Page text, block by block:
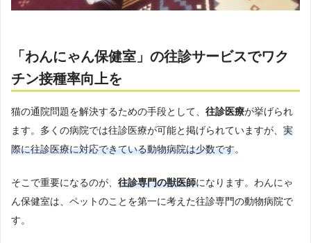
「わんにゃん保健室」の往診サービスでワク
チン接種率向上を
猫の通院問題を解決するための手段として、 往診医療が挙げられ
ます。多くの病院では往診医療が可能と掲げられていますが、 実
際に往診医療に対応できている動物病院は少数です。
そこで重要になるのが、 往診専門の獣医師になります。わんにゃ
ん保健室は、ペットのことを第一に考えた往診専門の動物病院で
す。